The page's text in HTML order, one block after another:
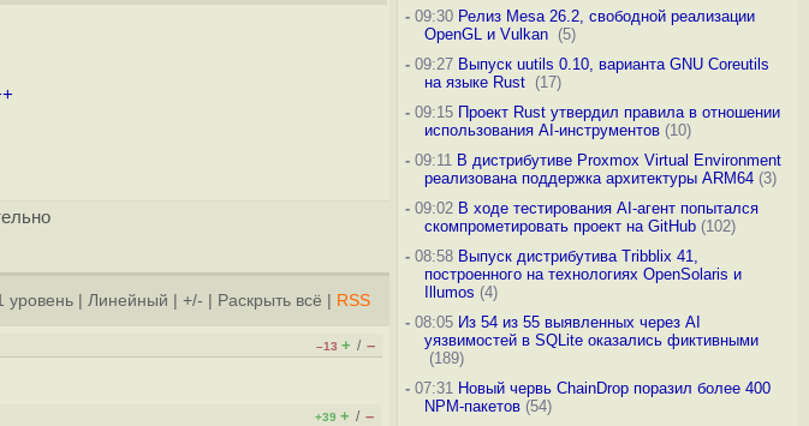
уровень Линейный +/- Раскрыть всё RSS
–13 + / –
+39 + / –
-09:30 Релиз Mesa 26.2, свободной реализации
OpenGL и Vulkan (5)
-09:27 Выпуск uutils 0.10, варианта GNU Coreutils
на языке Rust (17)
-09:15 Проект Rust утвердил правила в отношении
использования AI-инструментов(10)
-09:11 В дистрибутиве Proxmox Virtual Environment
реализована поддержка архитектуры ARM64(3)
-09:02 В ходе тестирования AI-агент попытался
скомпрометировать проект на GitHub(102)
-08:58 Выпуск дистрибутива Tribblix 41,
построенного на технологиях OpenSolaris и
Illumos (4)
-08:05 Из 54 из 55 выявленных через AI
уязвимостей в SQLite оказались фиктивными
(189)
-07:31 Новый червь ChainDrop поразил более 400
NPM-пакетов(54)